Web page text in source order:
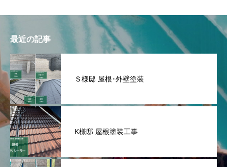
最近の記事
Ｓ様邸 屋根･外壁塗装
K様邸 屋根塗装工事